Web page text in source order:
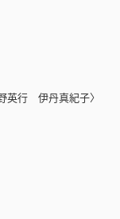
行 伊丹真紀子〉